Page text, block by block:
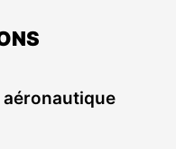
aéronautique